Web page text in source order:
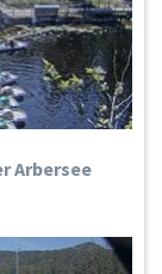
Arbersee